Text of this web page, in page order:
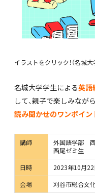
イラストをクリック！（名城
名城大学学生による英語
して、親子で楽しみなが
読み聞かせのワンポイン
講師
外国語学部
西尾ゼミ生
日時
2023年10月22
会場
刈谷市総合文